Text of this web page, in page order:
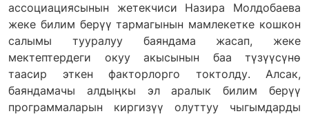
ассоциациясынын жетекчиси Назира Молдобаева
жеке билим берүү тармагынын мамлекетке кошкон
салымы тууралуу баяндама жасап, жеке
мектептердеги окуу акысынын баа түзүүсүнө
таасир эткен факторлорго токтолду. Алсак,
баяндамачы алдыңкы эл аралык билим берүү
программаларын киргизүү олуттуу чыгымдарды